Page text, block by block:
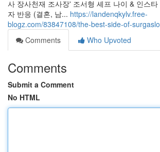
사 장사천재 조사장' 조서형 셰프 나이 & 인스
자 반응 (결혼, 남... https://landenqkylv.free-
blogz.com/83847108/the-best-side-of-
Comments
Who Upvoted
Comments
Submit a Comment
No HTML